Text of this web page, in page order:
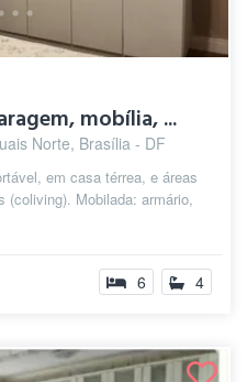
mobília, ...
Norte, Brasília - DF
em casa térrea, e áreas
(coliving). Mobilada: armário,
6 4